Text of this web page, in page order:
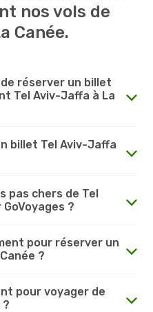
nos vols de
Canée.
réserver un billet
Tel Aviv-Jaffa à La
billet Tel Aviv-Jaffa
pas chers de Tel
?
pour réserver un
?
pour voyager de
?